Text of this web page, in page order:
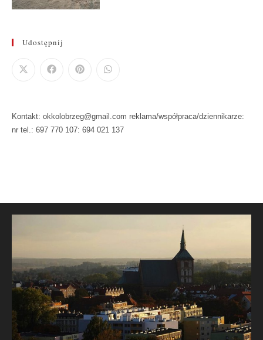
Udostępnij
Kontakt: okkolobrzeg@gmail.com reklama/współpraca/dziennikarze:
nr tel.: 697 770 107: 694 021 137